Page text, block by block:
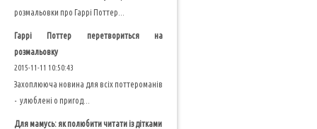
розмальовки про Гаррі Поттер...
Гаррі Поттер перетвориться на
розмальовку
2015-11-11 10:50:43
Захоплююча новина для всіх поттероманів
- улюблені о пригод...
Для мамусь: як полюбити читати із дітками